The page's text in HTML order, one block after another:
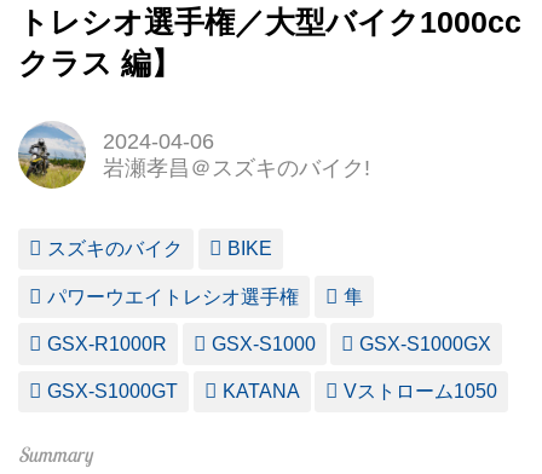
トレシオ選手権／大型バイク1000cc
クラス 編】
2024-04-06
岩瀬孝昌＠スズキのバイク!
スズキのバイク BIKE
パワーウエイトレシオ選手権 隼
GSX-R1000R GSX-S1000 GSX-S1000GX
GSX-S1000GT KATANA Vストローム1050